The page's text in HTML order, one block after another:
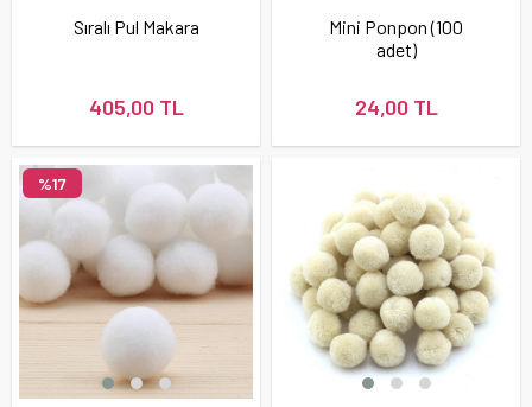
Sıralı Pul Makara
405,00 TL
Mini Ponpon (100
adet)
24,00 TL
%17